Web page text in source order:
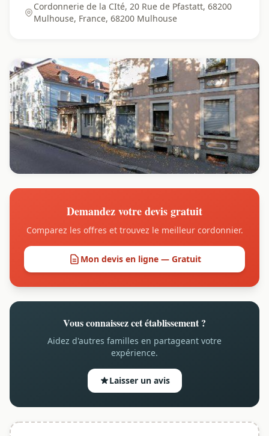
Cordonnerie de la CIté, 20 Rue de Pfastatt, 68200
Mulhouse, France, 68200 Mulhouse
Demandez votre devis gratuit
Comparez les offres et trouvez le meilleur cordonnier.
Mon devis en ligne — Gratuit
Vous connaissez cet établissement ?
Aidez d'autres familles en partageant votre
expérience.
Laisser un avis